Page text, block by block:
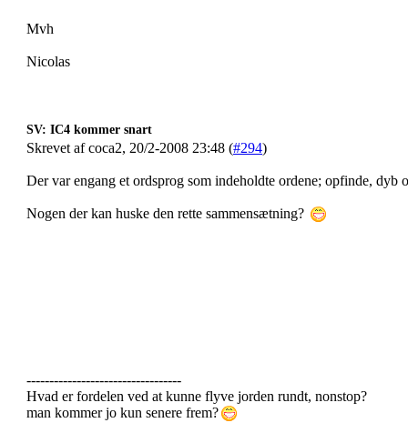
Mvh
Nicolas
SV: IC4 kommer snart
Skrevet af coca2, 20/2-2008 23:48 (#294)
Der var engang et ordsprog som indeholdte ordene; opfinde, dyb
Nogen der kan huske den rette sammensætning?
----------------------------------
Hvad er fordelen ved at kunne flyve jorden rundt, nonstop?
man kommer jo kun senere frem?